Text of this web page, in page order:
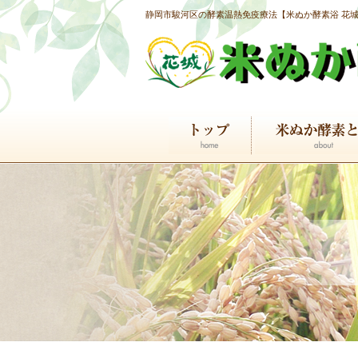
静岡市駿河区の酵素温熱免疫療法【米ぬか酵素浴 花